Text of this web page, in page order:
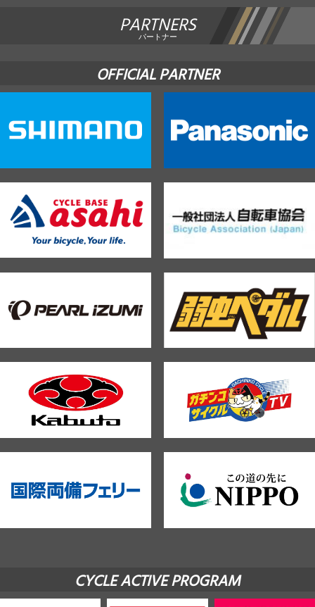
PARTNERS
パートナー
OFFICIAL PARTNER
CYCLE ACTIVE PROGRAM